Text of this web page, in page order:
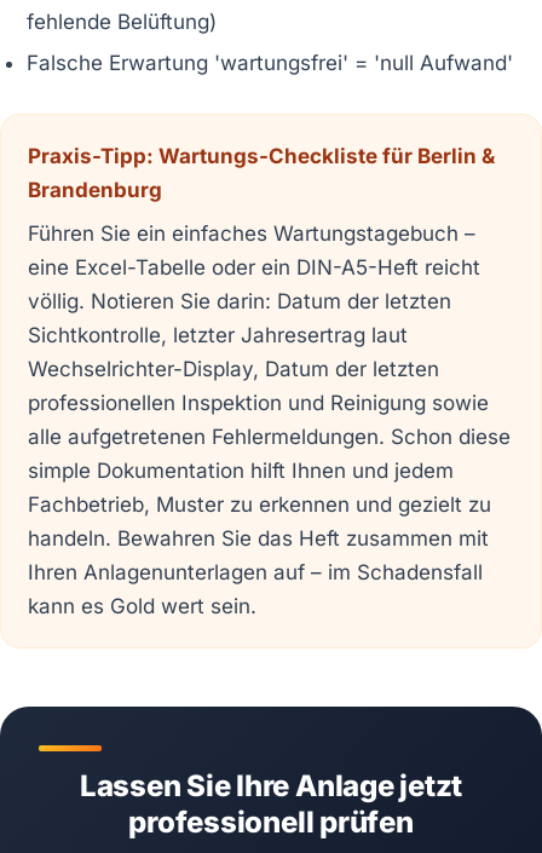
fehlende Belüftung)
Falsche Erwartung 'wartungsfrei' = 'null Aufwand'
Praxis-Tipp: Wartungs-Checkliste für Berlin &
Brandenburg
Führen Sie ein einfaches Wartungstagebuch –
eine Excel-Tabelle oder ein DIN-A5-Heft reicht
völlig. Notieren Sie darin: Datum der letzten
Sichtkontrolle, letzter Jahresertrag laut
Wechselrichter-Display, Datum der letzten
professionellen Inspektion und Reinigung sowie
alle aufgetretenen Fehlermeldungen. Schon diese
simple Dokumentation hilft Ihnen und jedem
Fachbetrieb, Muster zu erkennen und gezielt zu
handeln. Bewahren Sie das Heft zusammen mit
Ihren Anlagenunterlagen auf – im Schadensfall
kann es Gold wert sein.
Lassen Sie Ihre Anlage jetzt
professionell prüfen